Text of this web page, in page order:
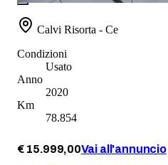
Calvi Risorta - Ce
Condizioni
Usato
Anno
2020
Km
78.854
€ 15.999,00Vai all'annuncio